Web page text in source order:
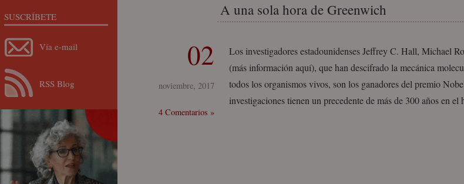
A una sola hora de Greenwich
02
noviembre, 2017
4 Comentarios »
Los investigadores estadounidenses Jeffrey C. Hall, Michael
(más información aquí), que han descifrado la mecánica
todos los organismos vivos, son los ganadores del premio
investigaciones tienen un precedente de más de 300 años en
SUSCRÍBETE
Vía e-mail
RSS Blog